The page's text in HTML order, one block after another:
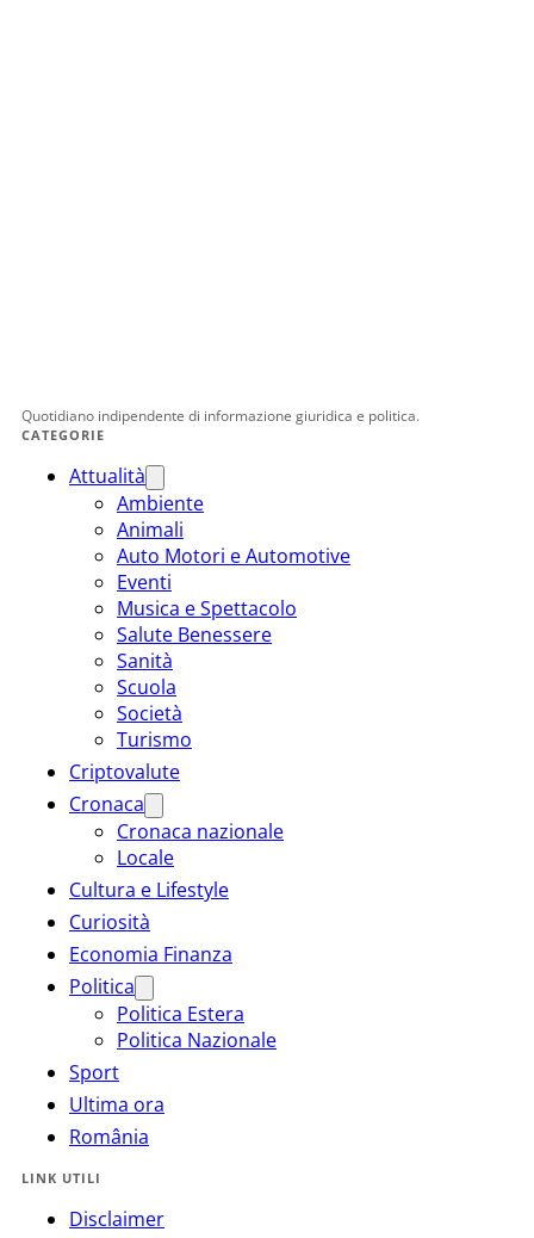
Quotidiano indipendente di informazione giuridica e politica.
CATEGORIE
Attualità
Ambiente
Animali
Auto Motori e Automotive
Eventi
Musica e Spettacolo
Salute Benessere
Sanità
Scuola
Società
Turismo
Criptovalute
Cronaca
Cronaca nazionale
Locale
Cultura e Lifestyle
Curiosità
Economia Finanza
Politica
Politica Estera
Politica Nazionale
Sport
Ultima ora
România
LINK UTILI
Disclaimer